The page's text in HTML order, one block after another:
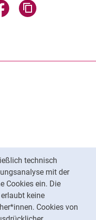
technisch
mit der
Cookies ein. Die
keine
Cookies von
teilen
über WhatsApp teilen
Seite über Facebook